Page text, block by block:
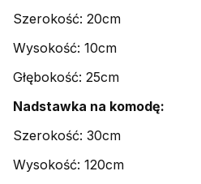
Szerokość: 20cm
Wysokość: 10cm
Głębokość: 25cm
Nadstawka na komodę:
Szerokość: 30cm
Wysokość: 120cm